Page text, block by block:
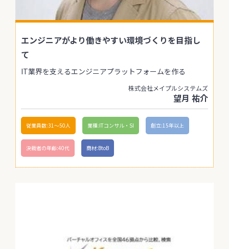
エンジニアがより働きやすい環境づくりを目指し
て
IT業界を支えるエンジニアプラットフォームを作る
株式会社メイプルシステムズ
望月 祐介
従業員数:31〜50人 業種:ITコンサル・SI 創立:15年以上
決裁者の年齢:40代 商材:BtoB